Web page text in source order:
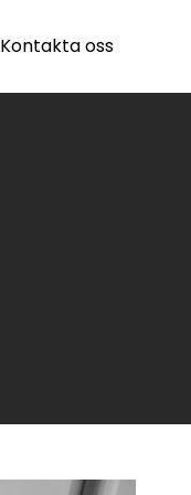
Kontakta oss